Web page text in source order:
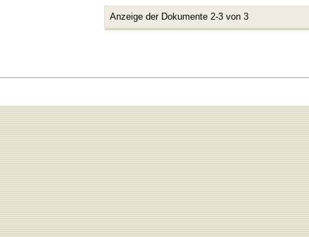
Anzeige der Dokumente 2-3 von 3